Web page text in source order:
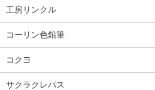
工房リンクル
コーリン色鉛筆
コクヨ
サクラクレパス